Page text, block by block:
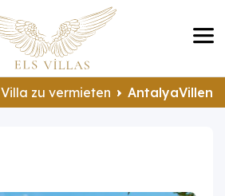
Villa zu vermieten AntalyaVillen